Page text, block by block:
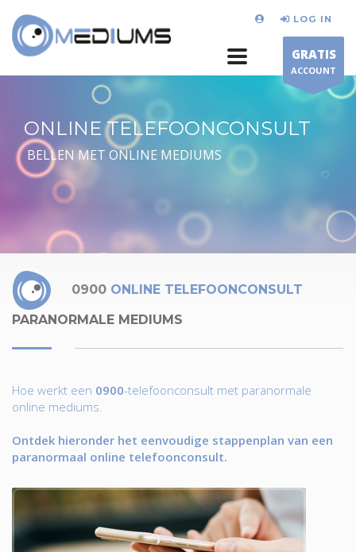
LOG IN
GRATIS
ACCOUNT
ONLINE TELEFOONCONSULT
BELLEN MET ONLINE MEDIUMS
0900 ONLINE TELEFOONCONSULT
PARANORMALE MEDIUMS
Hoe werkt een 0900-telefoonconsult met paranormale
online mediums.
Ontdek hieronder het eenvoudige stappenplan van een
paranormaal online telefoonconsult.